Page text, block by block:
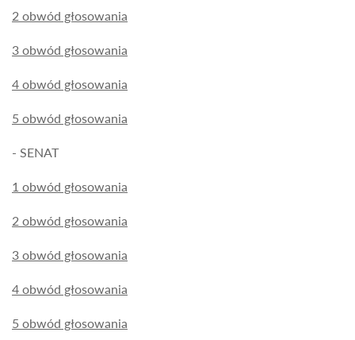
2 obwód głosowania
3 obwód głosowania
4 obwód głosowania
5 obwód głosowania
- SENAT
1 obwód głosowania
2 obwód głosowania
3 obwód głosowania
4 obwód głosowania
5 obwód głosowania